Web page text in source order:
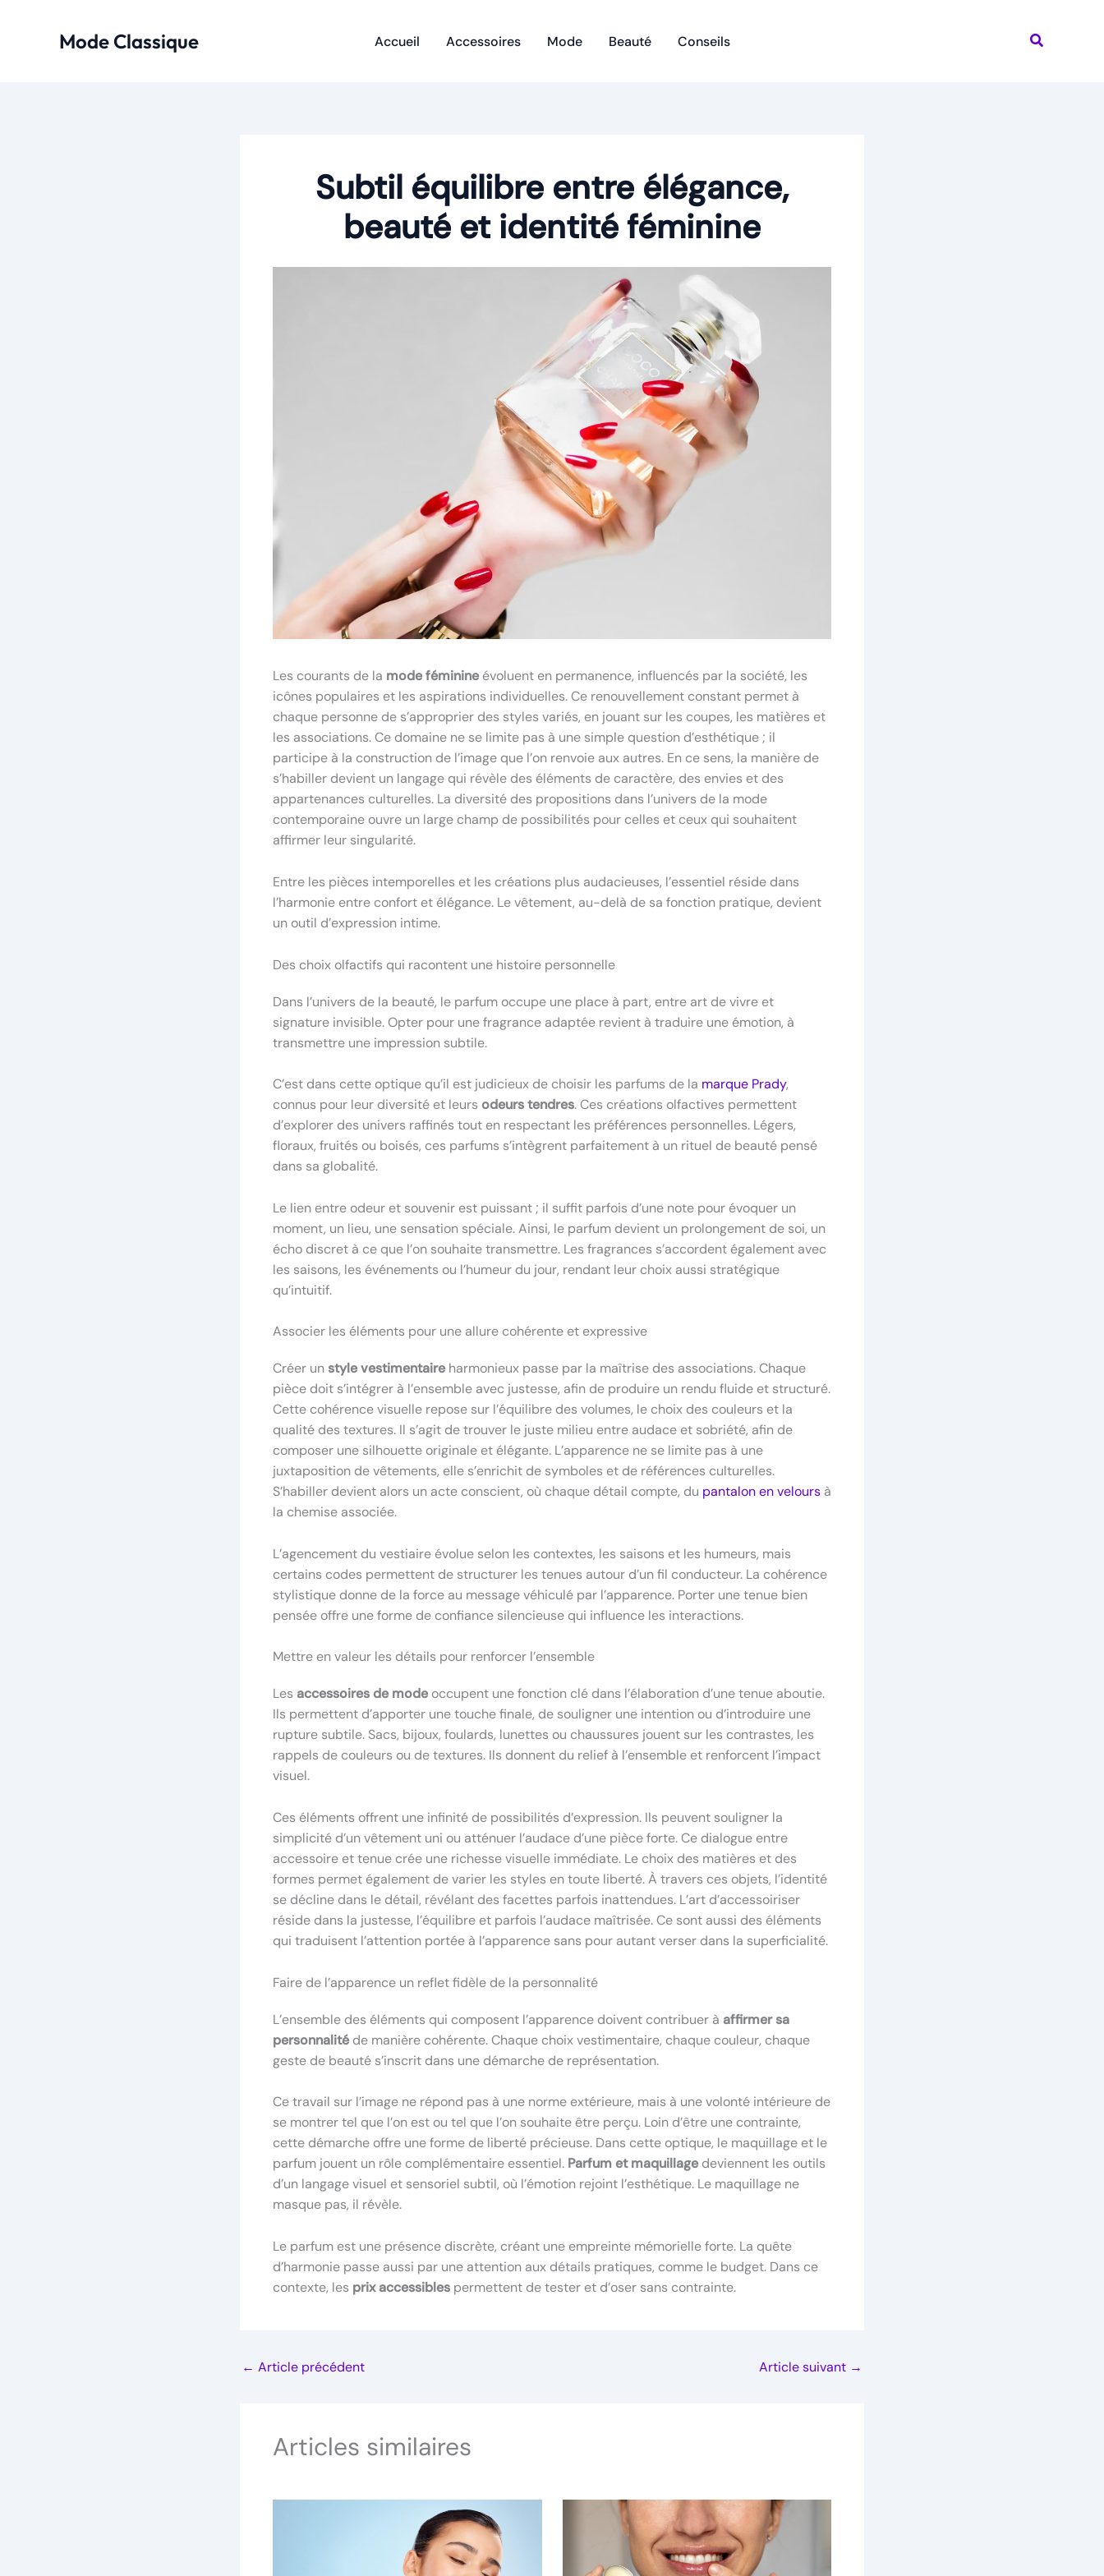
Mode Classique Accueil Accessoires Mode Beauté Conseils
Subtil équilibre entre élégance,
beauté et identité féminine
Les courants de la mode féminineévoluent en permanence, influencés par la société, les
icônes populaires et les aspirations individuelles. Ce renouvellement constant permet à
chaque personne de s’approprier des styles variés, en jouant sur les coupes, les matières et
les associations. Ce domaine ne se limite pas à une simple question d’esthétique ; il
participe à la construction de l’image que l’on renvoie aux autres. En ce sens, la manière de
s’habiller devient un langage qui révèle des éléments de caractère, des envies et des
appartenances culturelles. La diversité des propositions dans l’univers de la mode
contemporaine ouvre un large champ de possibilités pour celles et ceux qui souhaitent
affirmer leur singularité.
Entre les pièces intemporelles et les créations plus audacieuses, l’essentiel réside dans
l’harmonie entre confort et élégance. Le vêtement, au-delà de sa fonction pratique, devient
un outil d’expression intime.
Des choix olfactifs qui racontent une histoire personnelle
Dans l’univers de la beauté, le parfum occupe une place à part, entre art de vivre et
signature invisible. Opter pour une fragrance adaptée revient à traduire une émotion, à
transmettre une impression subtile.
C’est dans cette optique qu’il est judicieux de choisir les parfums de la marque Prady,
connus pour leur diversité et leurs odeurs tendres. Ces créations olfactives permettent
d’explorer des univers raffinés tout en respectant les préférences personnelles. Légers,
floraux, fruités ou boisés, ces parfums s’intègrent parfaitement à un rituel de beauté pensé
dans sa globalité.
Le lien entre odeur et souvenir est puissant ; il suffit parfois d’une note pour évoquer un
moment, un lieu, une sensation spéciale. Ainsi, le parfum devient un prolongement de soi, un
écho discret à ce que l’on souhaite transmettre. Les fragrances s’accordent également avec
les saisons, les événements ou l’humeur du jour, rendant leur choix aussi stratégique
qu’intuitif.
Associer les éléments pour une allure cohérente et expressive
Créer unstyle vestimentaireharmonieux passe par la maîtrise des associations. Chaque
pièce doit s’intégrer à l’ensemble avec justesse, afin de produire un rendu fluide et structuré.
Cette cohérence visuelle repose sur l’équilibre des volumes, le choix des couleurs et la
qualité des textures. Il s’agit de trouver le juste milieu entre audace et sobriété, afin de
composer une silhouette originale et élégante. L’apparence ne se limite pas à une
juxtaposition de vêtements, elle s’enrichit de symboles et de références culturelles.
S’habiller devient alors un acte conscient, où chaque détail compte, du pantalon en velours à
la chemise associée.
L’agencement du vestiaire évolue selon les contextes, les saisons et les humeurs, mais
certains codes permettent de structurer les tenues autour d’un fil conducteur. La cohérence
stylistique donne de la force au message véhiculé par l’apparence. Porter une tenue bien
pensée offre une forme de confiance silencieuse qui influence les interactions.
Mettre en valeur les détails pour renforcer l’ensemble
Les accessoires de modeoccupent une fonction clé dans l’élaboration d’une tenue aboutie.
Ils permettent d’apporter une touche finale, de souligner une intention ou d’introduire une
rupture subtile. Sacs, bijoux, foulards, lunettes ou chaussures jouent sur les contrastes, les
rappels de couleurs ou de textures. Ils donnent du relief à l’ensemble et renforcent l’impact
visuel.
Ces éléments offrent une infinité de possibilités d’expression. Ils peuvent souligner la
simplicité d’un vêtement uni ou atténuer l’audace d’une pièce forte. Ce dialogue entre
accessoire et tenue crée une richesse visuelle immédiate. Le choix des matières et des
formes permet également de varier les styles en toute liberté. À travers ces objets, l’identité
se décline dans le détail, révélant des facettes parfois inattendues. L’art d’accessoiriser
réside dans la justesse, l’équilibre et parfois l’audace maîtrisée. Ce sont aussi des éléments
qui traduisent l’attention portée à l’apparence sans pour autant verser dans la superficialité.
Faire de l’apparence un reflet fidèle de la personnalité
L’ensemble des éléments qui composent l’apparence doivent contribuer à affirmer sa
personnalitéde manière cohérente. Chaque choix vestimentaire, chaque couleur, chaque
geste de beauté s’inscrit dans une démarche de représentation.
Ce travail sur l’image ne répond pas à une norme extérieure, mais à une volonté intérieure de
se montrer tel que l’on est ou tel que l’on souhaite être perçu. Loin d’être une contrainte,
cette démarche offre une forme de liberté précieuse. Dans cette optique, le maquillage et le
parfum jouent un rôle complémentaire essentiel. Parfum et maquillagedeviennent les outils
d’un langage visuel et sensoriel subtil, où l’émotion rejoint l’esthétique. Le maquillage ne
masque pas, il révèle.
Le parfum est une présence discrète, créant une empreinte mémorielle forte. La quête
d’harmonie passe aussi par une attention aux détails pratiques, comme le budget. Dans ce
contexte, les prix accessibles permettent de tester et d’oser sans contrainte.
← Article précédent Article suivant →
Articles similaires